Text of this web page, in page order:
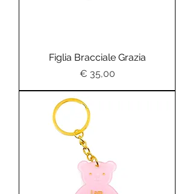
Figlia Bracciale Grazia
Preis
€ 35,00